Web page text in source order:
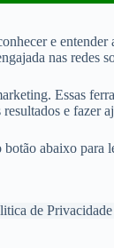
e entender
nas redes
Essas
e fazer
abaixo
de Privacidade